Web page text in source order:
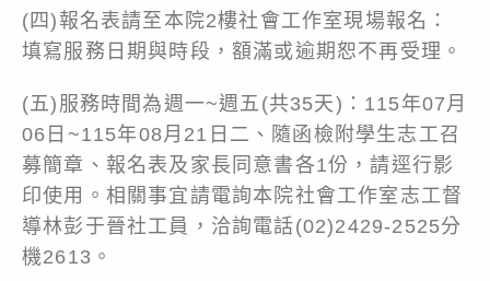
(四)報名表請至本院2樓社會工作室現場報名：
填寫服務日期與時段，額滿或逾期恕不再受理。
(五)服務時間為週一~週五(共35天)：115年07月
06日~115年08月21日二、隨函檢附學生志工召
募簡章、報名表及家長同意書各1份，請逕行影
印使用。相關事宜請電詢本院社會工作室志工督
導林彭于晉社工員，洽詢電話(02)2429-2525分
機2613。